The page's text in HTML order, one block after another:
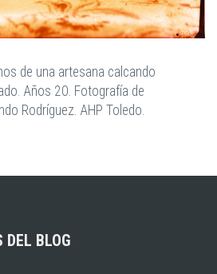
de una artesana calcando
Años 20. Fotografía de
Rodríguez. AHP Toledo.
DEL BLOG